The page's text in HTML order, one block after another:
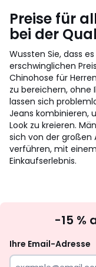
Preise für
bei der
Wussten Sie, dass
erschwinglichen
Chinohose für
zu bereichern, ohne
lassen sich
Jeans kombinieren,
Look zu kreieren.
sich von der großen
verführen, mit
Einkaufserlebnis.
-15 %
Ihre Email-Adresse